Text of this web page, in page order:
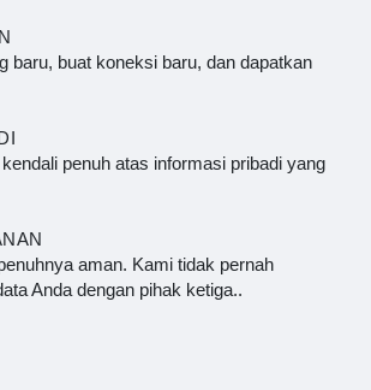
baru, buat koneksi baru, dan dapatkan
penuh atas informasi pribadi yang
aman. Kami tidak pernah
Anda dengan pihak ketiga..